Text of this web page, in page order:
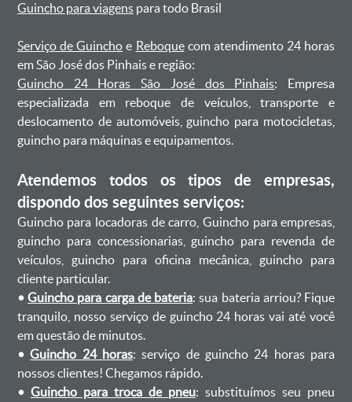
Guincho para viagenspara todo Brasil
Serviço de Guincho e Reboquecom atendimento 24 horas
em São José dos Pinhais e região:
Guincho 24 Horas São José dos Pinhais: Empresa
especializada em reboque de veículos, transporte e
deslocamento de automóveis, guincho para motocicletas,
guincho para máquinas e equipamentos.
Atendemos todos os tipos de empresas,
dispondo dos seguintes serviços:
Guincho para locadoras de carro, Guincho para empresas,
guincho para concessionarias, guincho para revenda de
veículos, guincho para oficina mecânica, guincho para
cliente particular.
•Guincho para carga de bateria: sua bateria arriou? Fique
tranquilo, nosso serviço de guincho 24 horas vai até você
em questão de minutos.
•Guincho 24 horas: serviço de guincho 24 horas para
nossos clientes! Chegamos rápido.
• Guincho para troca de pneu: substituímos seu pneu